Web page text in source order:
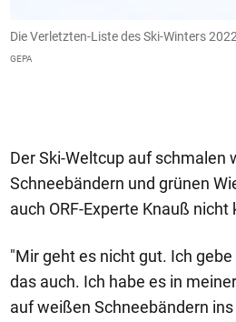
Die Verletzten-Liste des Ski-Winters
GEPA
Der Ski-Weltcup auf schmalen
Schneebändern und grünen
auch ORF-Experte Knauß nicht
"Mir geht es nicht gut. Ich
das auch. Ich habe es in
auf weißen Schneebändern